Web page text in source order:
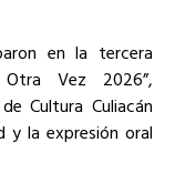
en la tercera
Otra Vez 2026”,
Cultura Culiacán
la expresión oral